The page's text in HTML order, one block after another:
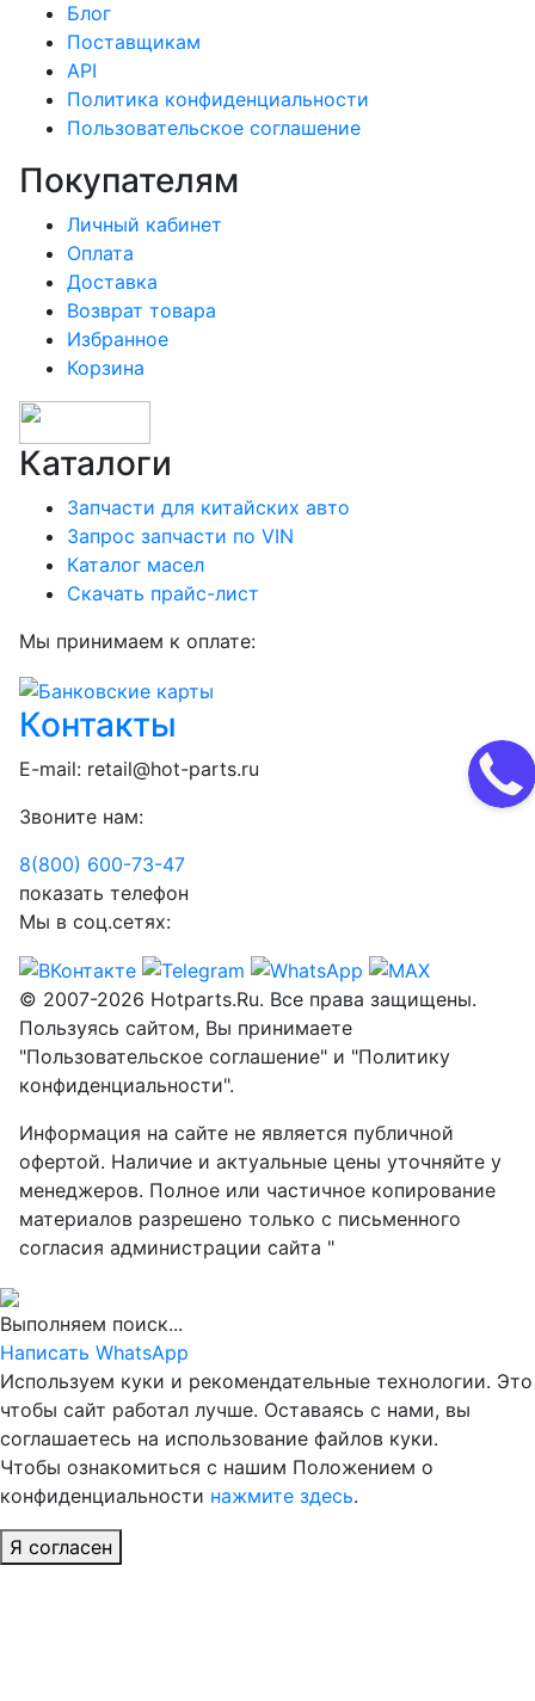
Блог
Поставщикам
API
Политика конфиденциальности
Пользовательское соглашение
Покупателям
Личный кабинет
Оплата
Доставка
Возврат товара
Избранное
Корзина
Каталоги
Запчасти для китайских авто
Запрос запчасти по VIN
Каталог масел
Скачать прайс-лист
Мы принимаем к оплате:
Контакты
E-mail: retail@hot-parts.ru
Звоните нам:
8(800) 600-73-47
показать телефон
Мы в соц.сетях:
© 2007-2026 Hotparts.Ru. Все права защищены.
Пользуясь сайтом, Вы принимаете
"Пользовательское соглашение" и "Политику
конфиденциальности".
Информация на сайте не является публичной
офертой. Наличие и актуальные цены уточняйте у
менеджеров. Полное или частичное копирование
материалов разрешено только с письменного
согласия администрации сайта "
Выполняем поиск...
Написать WhatsApp
Используем куки и рекомендательные технологии. Это
чтобы сайт работал лучше. Оставаясь с нами, вы
соглашаетесь на использование файлов куки.
Чтобы ознакомиться с нашим Положением о
конфиденциальности нажмите здесь.
Я согласен